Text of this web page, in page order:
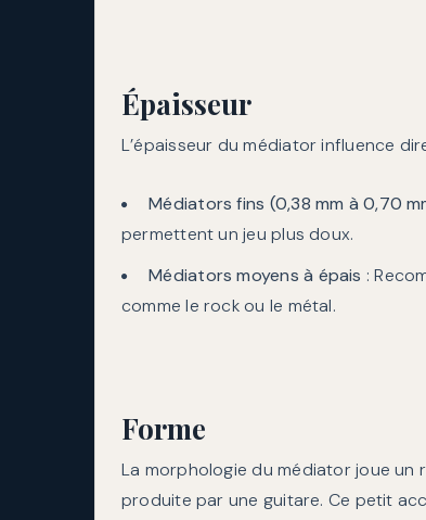
Épaisseur
L’épaisseur du médiator influence
Médiators fins (0,38 mm à 0,70
permettent un jeu plus doux.
Médiators moyens à épais :
comme le rock ou le métal.
Forme
La morphologie du médiator joue un
produite par une guitare. Ce petit